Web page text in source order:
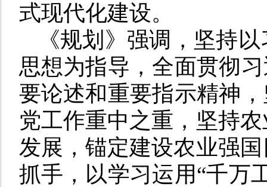
式现代化建设。
《规划》强调，坚持
思想为指导，全面贯彻
要论述和重要指示精神
党工作重中之重，坚持
发展，锚定建设农业强
抓手，以学习运用“千万